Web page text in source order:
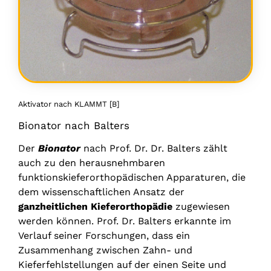
Aktivator nach KLAMMT [B]
Bionator nach Balters
Der Bionatornach Prof. Dr. Dr. Balters zählt
auch zu den herausnehmbaren
funktionskieferorthopädischen Apparaturen, die
dem wissenschaftlichen Ansatz der
ganzheitlichen Kieferorthopädie zugewiesen
werden können. Prof. Dr. Balters erkannte im
Verlauf seiner Forschungen, dass ein
Zusammenhang zwischen Zahn- und
Kieferfehlstellungen auf der einen Seite und